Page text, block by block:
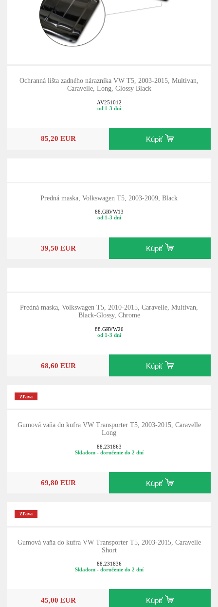
Ochranná lišta zadného nárazníka VW T5, 2003-2015, Multivan,
Caravelle, Long, Glossy Black
AV251012
od 1-3 dní
85,20 EUR Kúpiť
Predná maska, Volkswagen T5, 2003-2009, Black
88.GRVW13
od 1-3 dní
39,50 EUR Kúpiť
Predná maska, Volkswagen T5, 2010-2015, Caravelle, Multivan,
Black-Glossy, Chrome
88.GRVW26
od 1-3 dní
68,60 EUR Kúpiť
Zľava
Gumová vaňa do kufra VW Transporter T5, 2003-2015, Caravelle
Long
88.231863
Skladom - doručenie do 2 dní
69,80 EUR Kúpiť
Zľava
Gumová vaňa do kufra VW Transporter T5, 2003-2015, Caravelle
Short
88.231836
Skladom - doručenie do 2 dní
45,00 EUR Kúpiť